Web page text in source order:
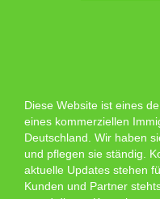
Diese Website ist eines
eines kommerziellen
Deutschland. Wir haben
und pflegen sie ständig.
aktuelle Updates stehen
Kunden und Partner